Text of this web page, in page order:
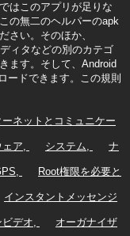
はこのアプリが足りな
の無二のヘルパーのapk
さい。そのほか、
ィタなどの別のカテゴ
ます。そして、Android
ードできます。この規則
ーネットとコミュニケー
ア システム ナ
Root権限を必要と
インスタントメッセンジ
デオ オーガナイザ